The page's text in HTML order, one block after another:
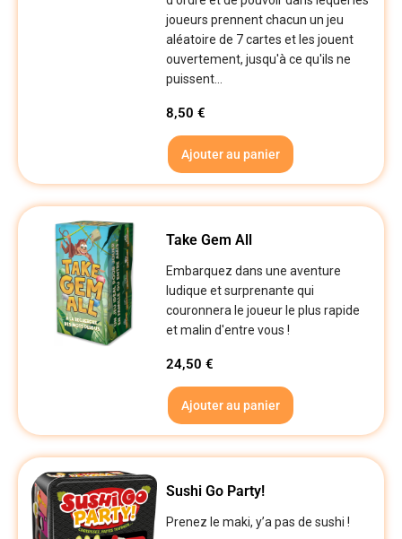
joueurs prennent chacun un jeu
aléatoire de 7 cartes et les jouent
ouvertement, jusqu'à ce qu'ils ne
puissent...
8,50€
Ajouter au panier
Take Gem All
Embarquez dans une aventure
ludique et surprenante qui
couronnera le joueur le plus rapide
et malin d'entre vous !
24,50€
Ajouter au panier
Sushi Go Party!
Prenez le maki, y’a pas de sushi !